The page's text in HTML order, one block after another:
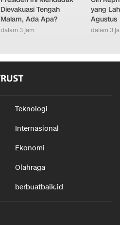
Dievakuasi Tengah
Malam, Ada Apa?
dalam 3 jam
yang
Agustus
dalam 3
Teknologi
Internasional
Ekonomi
Olahraga
berbuatbaik.id